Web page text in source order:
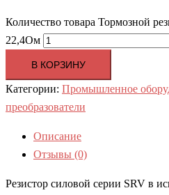
Количество товара Тормозной
22,4Ом
В КОРЗИНУ
Категории: Промышленное
преобразователи
Описание
Отзывы (0)
Резистор силовой серии SRV в